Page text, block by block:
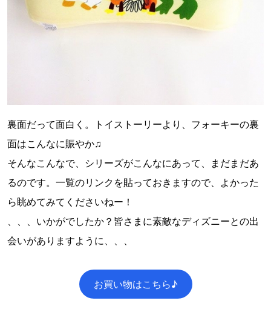
裏面だって面白く。トイストーリーより、フォーキーの裏
面はこんなに賑やか♫
そんなこんなで、シリーズがこんなにあって、まだまだあ
るのです。一覧のリンクを貼っておきますので、よかった
ら眺めてみてくださいねー！
、、、いかがでしたか？皆さまに素敵なディズニーとの出
会いがありますように、、、
お買い物はこちら♪